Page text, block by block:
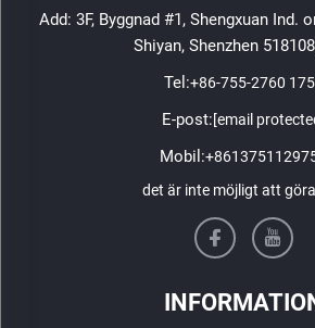
Add: 3F, Byggnad #1, Shengxuan Ind.
Shiyan, Shenzhen
Tel:+86-755-2760
E-post:[email
Mobil:
det är inte möjligt att